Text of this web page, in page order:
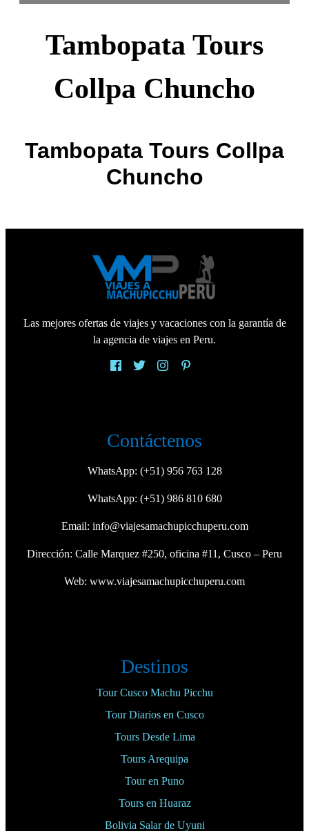
Tambopata Tours
Collpa Chuncho
Tambopata Tours Collpa
Chuncho
Las mejores ofertas de viajes y vacaciones con la garantía de
la agencia de viajes en Peru.
Contáctenos
WhatsApp: (+51) 956 763 128
WhatsApp: (+51) 986 810 680
Email: info@viajesamachupicchuperu.com
Dirección: Calle Marquez #250, oficina #11, Cusco – Peru
Web: www.viajesamachupicchuperu.com
Destinos
Tour Cusco Machu Picchu
Tour Diarios en Cusco
Tours Desde Lima
Tours Arequipa
Tour en Puno
Tours en Huaraz
Bolivia Salar de Uyuni